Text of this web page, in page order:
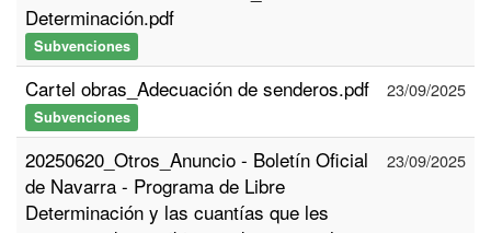
Determinación.pdf
Subvenciones
Cartel obras_Adecuación de senderos.pdf
Subvenciones
23/09/2025
20250620_Otros_Anuncio - Boletín Oficial
de Navarra - Programa de Libre
Determinación y las cuantías que les
23/09/2025